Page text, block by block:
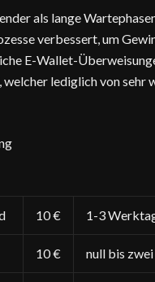
als lange
verbessert, um
E-Wallet-
welcher lediglich von
10 € 1-3
10 € null bis